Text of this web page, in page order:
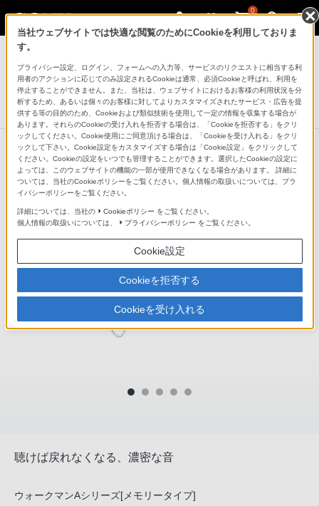
0
ポータブルオーディオプレーヤー ウォークマン
ウォークマンAシリーズ[メモリータイプ]
NW-A10シリーズ
DISCONTINUED 生産完了
聴けば戻れなくなる、濃密な音
ウォークマンAシリーズ[メモリータイプ]
当社ウェブサイトでは快適な閲覧のためにCookieを利用しておりま
す。
プライバシー設定、ログイン、フォームへの入力等、サービスのリクエストに相当する利
用者のアクションに応じてのみ設定されるCookieは通常、必須Cookieと呼ばれ、利用を
停止することができません。また、当社は、ウェブサイトにおけるお客様の利用状況を分
析するため、あるいは個々のお客様に対してよりカスタマイズされたサービス・広告を提
供する等の目的のため、Cookieおよび類似技術を使用して一定の情報を収集する場合が
あります。それらのCookieの受け入れを拒否する場合は、「Cookieを拒否する」をクリ
ックしてください。Cookie使用にご同意頂ける場合は、「Cookieを受け入れる」をクリ
ックして下さい。Cookie設定をカスタマイズする場合は「Cookie設定」をクリックして
ください。Cookieの設定をいつでも管理することができます。選択したCookieの設定に
よっては、このウェブサイトの機能の一部が使用できなくなる場合があります。 詳細に
ついては、当社のCookieポリシーをご覧ください。個人情報の取扱いについては、プラ
イバシーポリシーをご覧ください。
詳細については、当社の Cookieポリシー をご覧ください。
個人情報の取扱いについては、
プライバシーポリシー をご覧ください。
Cookie設定
Cookieを拒否する
Cookieを受け入れる